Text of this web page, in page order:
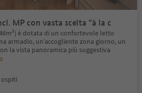
MP con vasta scelta "à la c
è dotata di un confortevole letto
armadio, un’accogliente zona giorno, un
la vista panoramica più suggestiva
ospiti